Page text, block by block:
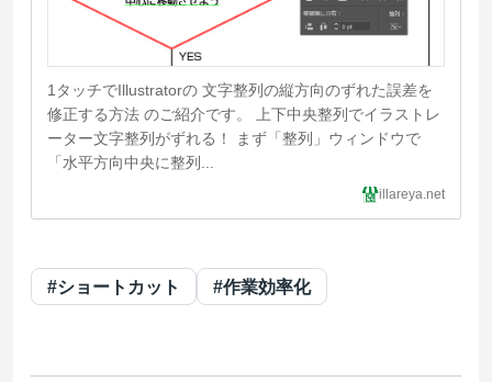
1タッチでIllustratorの 文字整列の縦方向のずれた誤差を
修正する方法 のご紹介です。 上下中央整列でイラストレ
ーター文字整列がずれる！ まず「整列」ウィンドウで
「水平方向中央に整列...
illareya.net
#ショートカット #作業効率化